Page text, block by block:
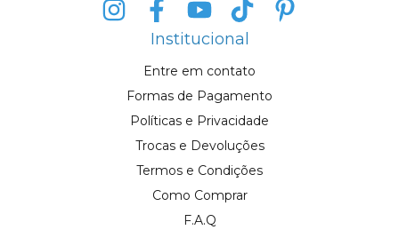
Institucional
Entre em contato
Formas de Pagamento
Políticas e Privacidade
Trocas e Devoluções
Termos e Condições
Como Comprar
F.A.Q